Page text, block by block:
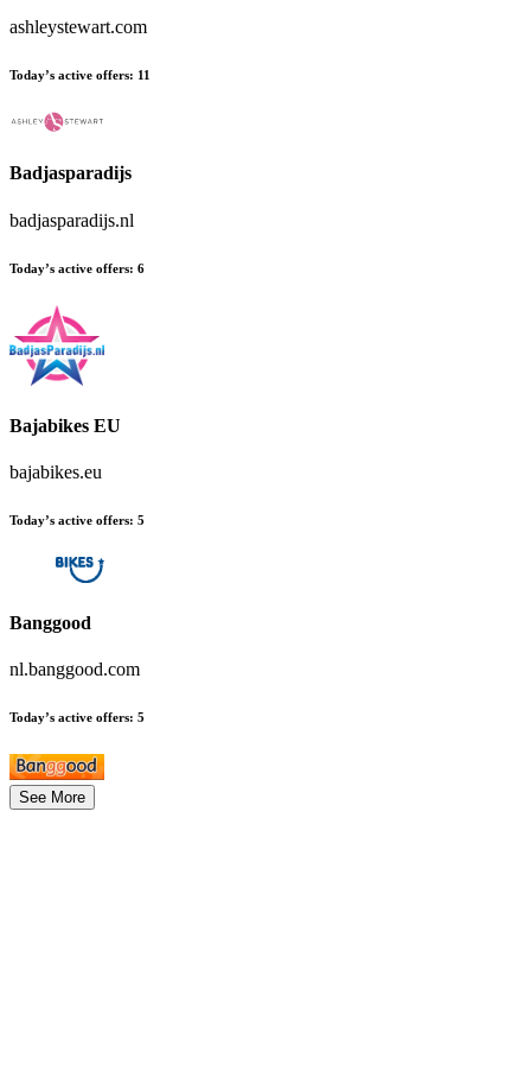
ashleystewart.com
Today’s active offers: 11
Badjasparadijs
badjasparadijs.nl
Today’s active offers: 6
Bajabikes EU
bajabikes.eu
Today’s active offers: 5
Banggood
nl.banggood.com
Today’s active offers: 5
See More